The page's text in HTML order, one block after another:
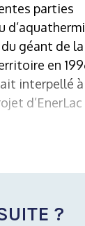
parties
géant de la
en
interpellé à
d’EnerLac
?